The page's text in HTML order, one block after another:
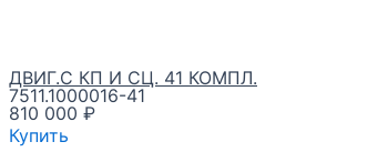
ДВИГ.С КП И СЦ. 41 КОМПЛ.
7511.1000016-41
810 000 ₽
Купить